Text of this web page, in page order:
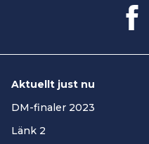
Aktuellt just nu
DM-finaler 2023
Länk 2